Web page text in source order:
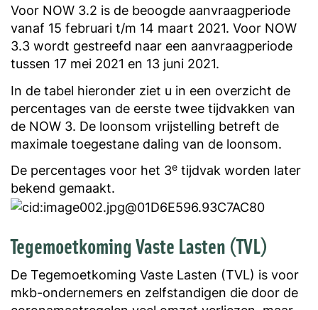
Voor NOW 3.2 is de beoogde aanvraagperiode
vanaf 15 februari t/m 14 maart 2021. Voor NOW
3.3 wordt gestreefd naar een aanvraagperiode
tussen 17 mei 2021 en 13 juni 2021.
In de tabel hieronder ziet u in een overzicht de
percentages van de eerste twee tijdvakken van
de NOW 3. De loonsom vrijstelling betreft de
maximale toegestane daling van de loonsom.
De percentages voor het 3e tijdvak worden later
bekend gemaakt.
Tegemoetkoming Vaste Lasten (TVL)
De Tegemoetkoming Vaste Lasten (TVL) is voor
mkb-ondernemers en zelfstandigen die door de